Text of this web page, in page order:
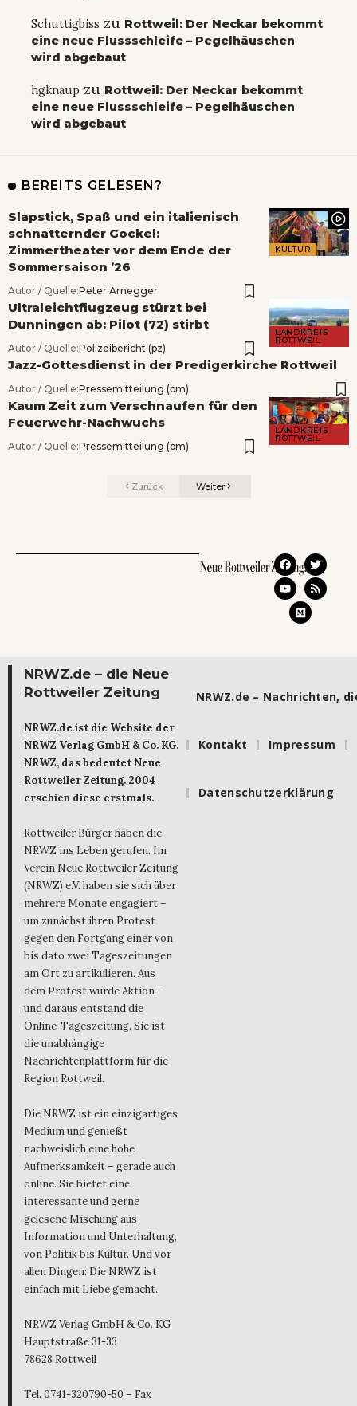
Schuttigbiss zu Rottweil: Der Neckar bekommt
eine neue Flussschleife – Pegelhäuschen
wird abgebaut
hgknaup zu Rottweil: Der Neckar bekommt
eine neue Flussschleife – Pegelhäuschen
wird abgebaut
BEREITS GELESEN?
KULTUR
Slapstick, Spaß und ein italienisch
schnatternder Gockel:
Zimmertheater vor dem Ende der
Sommersaison ’26
Autor / Quelle:Peter Arnegger
LANDKREIS
ROTTWEIL
Ultraleichtflugzeug stürzt bei
Dunningen ab: Pilot (72) stirbt
Autor / Quelle:Polizeibericht (pz)
Jazz-Gottesdienst in der Predigerkirche Rottweil
Autor / Quelle:Pressemitteilung (pm)
LANDKREIS
ROTTWEIL
Kaum Zeit zum Verschnaufen für den
Feuerwehr-Nachwuchs
Autor / Quelle:Pressemitteilung (pm)
Zurück Weiter
NRWZ.de – die Neue
Rottweiler Zeitung
NRWZ.de ist die Website der
NRWZ Verlag GmbH & Co. KG.
NRWZ, das bedeutet Neue
Rottweiler Zeitung. 2004
erschien diese erstmals.
Rottweiler Bürger haben die
NRWZ ins Leben gerufen. Im
Verein Neue Rottweiler Zeitung
(NRWZ) e.V. haben sie sich über
mehrere Monate engagiert –
um zunächst ihren Protest
gegen den Fortgang einer von
bis dato zwei Tageszeitungen
am Ort zu artikulieren. Aus
dem Protest wurde Aktion –
und daraus entstand die
Online-Tageszeitung. Sie ist
die unabhängige
Nachrichtenplattform für die
Region Rottweil.
Die NRWZ ist ein einzigartiges
Medium und genießt
nachweislich eine hohe
Aufmerksamkeit – gerade auch
online. Sie bietet eine
interessante und gerne
gelesene Mischung aus
Information und Unterhaltung,
von Politik bis Kultur. Und vor
allen Dingen: Die NRWZ ist
einfach mit Liebe gemacht.
NRWZ Verlag GmbH & Co. KG
Hauptstraße 31-33
78628 Rottweil
Tel. 0741-320790-50 – Fax
NRWZ.de – Nachrichten,
Kontakt Impressum
Datenschutzerklärung